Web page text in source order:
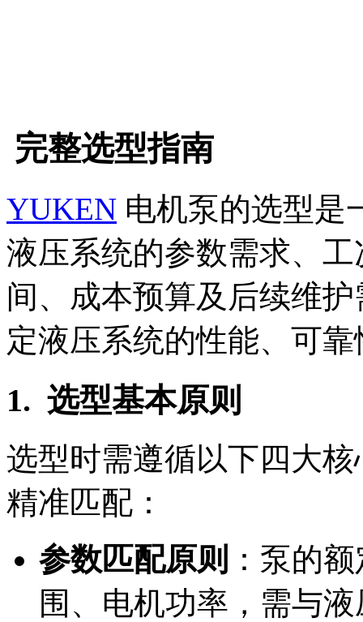
完整选型指南
YUKEN 电机泵的选型是
液压系统的参数需求、
间、成本预算及后续维
定液压系统的性能、可
1. 选型基本原则
选型时需遵循以下四大
精准匹配：
参数匹配原则 ：泵的
围、电机功率，需与